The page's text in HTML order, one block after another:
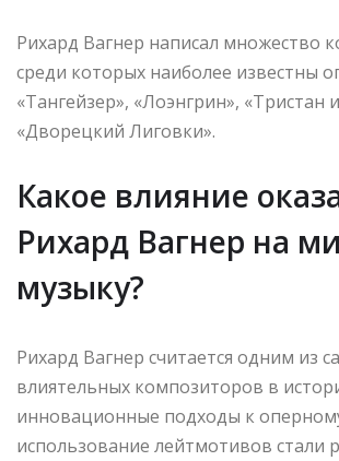
Рихард Вагнер написал множество
среди которых наиболее известны
«Тангейзер», «Лоэнгрин», «Тристан
«Дворецкий Лиговки».
Какое влияние
Рихард Вагнер на
музыку?
Рихард Вагнер считается одним из
влиятельных композиторов в
инновационные подходы к
использование лейтмотивов стали